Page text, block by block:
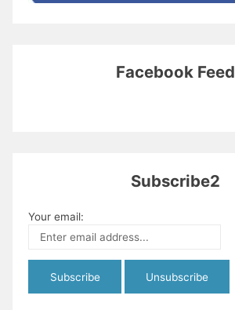
Facebook Feed
Subscribe2
Your email: